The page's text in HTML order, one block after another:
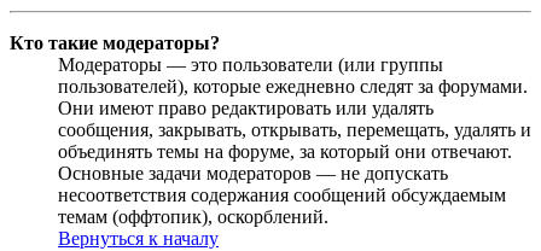
Кто такие модераторы?
Модераторы — это пользователи (или группы
пользователей), которые ежедневно следят за форумами.
Они имеют право редактировать или удалять
сообщения, закрывать, открывать, перемещать, удалять и
объединять темы на форуме, за который они отвечают.
Основные задачи модераторов — не допускать
несоответствия содержания сообщений обсуждаемым
темам (оффтопик), оскорблений.
Вернуться к началу